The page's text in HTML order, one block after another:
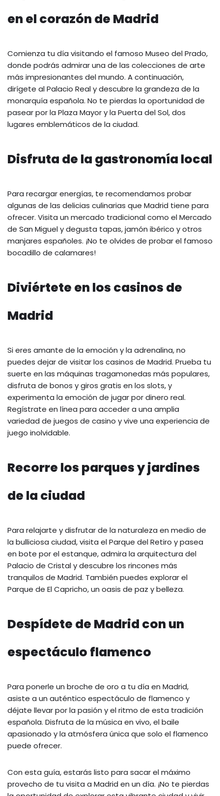
en el corazón de Madrid
Comienza tu día visitando el famoso Museo del Prado,
donde podrás admirar una de las colecciones de arte
más impresionantes del mundo. A continuación,
dirígete al Palacio Real y descubre la grandeza de la
monarquía española. No te pierdas la oportunidad de
pasear por la Plaza Mayor y la Puerta del Sol, dos
lugares emblemáticos de la ciudad.
Disfruta de la gastronomía local
Para recargar energías, te recomendamos probar
algunas de las delicias culinarias que Madrid tiene para
ofrecer. Visita un mercado tradicional como el Mercado
de San Miguel y degusta tapas, jamón ibérico y otros
manjares españoles. ¡No te olvides de probar el famoso
bocadillo de calamares!
Diviértete en los casinos de
Madrid
Si eres amante de la emoción y la adrenalina, no
puedes dejar de visitar los casinos de Madrid. Prueba tu
suerte en las máquinas tragamonedas más populares,
disfruta de bonos y giros gratis en los slots, y
experimenta la emoción de jugar por dinero real.
Regístrate en línea para acceder a una amplia
variedad de juegos de casino y vive una experiencia de
juego inolvidable.
Recorre los parques y jardines
de la ciudad
Para relajarte y disfrutar de la naturaleza en medio de
la bulliciosa ciudad, visita el Parque del Retiro y pasea
en bote por el estanque, admira la arquitectura del
Palacio de Cristal y descubre los rincones más
tranquilos de Madrid. También puedes explorar el
Parque de El Capricho, un oasis de paz y belleza.
Despídete de Madrid con un
espectáculo flamenco
Para ponerle un broche de oro a tu día en Madrid,
asiste a un auténtico espectáculo de flamenco y
déjate llevar por la pasión y el ritmo de esta tradición
española. Disfruta de la música en vivo, el baile
apasionado y la atmósfera única que solo el flamenco
puede ofrecer.
Con esta guía, estarás listo para sacar el máximo
provecho de tu visita a Madrid en un día. ¡No te pierdas